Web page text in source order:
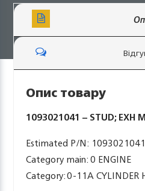
Опис товару
1093021041 – STUD; EXH
Estimated P/N: 1093021041
Category main: 0 ENGINE
Category: 0-11A CYLINDER